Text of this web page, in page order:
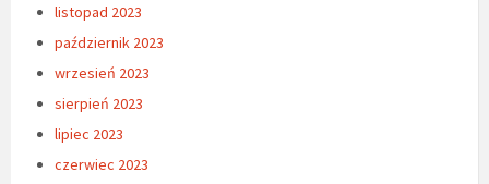
listopad 2023
październik 2023
wrzesień 2023
sierpień 2023
lipiec 2023
czerwiec 2023